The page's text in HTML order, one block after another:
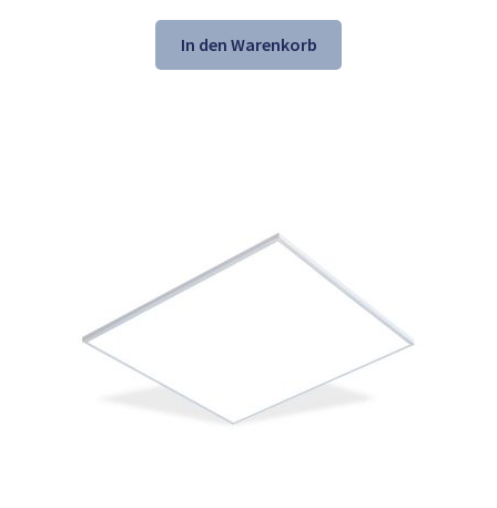
war:
157,54 €
ist:
106,98 €.
In den Warenkorb